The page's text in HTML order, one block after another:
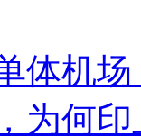
体机
为何